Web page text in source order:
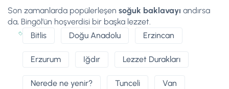
Son zamanlarda popülerleşen soğuk baklavayı andırsa
da, Bingöl’ün hoşverdisi bir başka lezzet.
Bitlis
Doğu Anadolu Erzincan
Erzurum Iğdır Lezzet Durakları
Nerede ne yenir? Tunceli Van